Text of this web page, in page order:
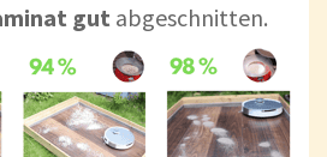
gut abgeschnitten.